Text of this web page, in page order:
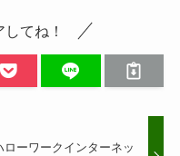
てね！
ローワークインターネッ